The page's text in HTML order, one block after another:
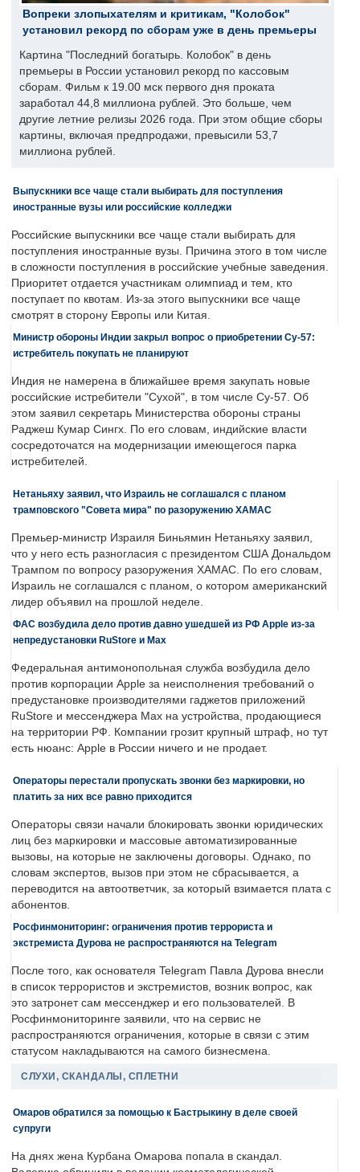
Вопреки злопыхателям и критикам, "Колобок"
установил рекорд по сборам уже в день премьеры
Картина "Последний богатырь. Колобок" в день
премьеры в России установил рекорд по кассовым
сборам. Фильм к 19.00 мск первого дня проката
заработал 44,8 миллиона рублей. Это больше, чем
другие летние релизы 2026 года. При этом общие сборы
картины, включая предпродажи, превысили 53,7
миллиона рублей.
Выпускники все чаще стали выбирать для поступления
иностранные вузы или российские колледжи
Российские выпускники все чаще стали выбирать для
поступления иностранные вузы. Причина этого в том числе
в сложности поступления в российские учебные заведения.
Приоритет отдается участникам олимпиад и тем, кто
поступает по квотам. Из-за этого выпускники все чаще
смотрят в сторону Европы или Китая.
Министр обороны Индии закрыл вопрос о приобретении Су-57:
истребитель покупать не планируют
Индия не намерена в ближайшее время закупать новые
российские истребители "Сухой", в том числе Су-57. Об
этом заявил секретарь Министерства обороны страны
Раджеш Кумар Сингх. По его словам, индийские власти
сосредоточатся на модернизации имеющегося парка
истребителей.
Нетаньяху заявил, что Израиль не соглашался с планом
трамповского "Совета мира" по разоружению ХАМАС
Премьер-министр Израиля Биньямин Нетаньяху заявил,
что у него есть разногласия с президентом США Дональдом
Трампом по вопросу разоружения ХАМАС. По его словам,
Израиль не соглашался с планом, о котором американский
лидер объявил на прошлой неделе.
ФАС возбудила дело против давно ушедшей из РФ Apple из-за
непредустановки RuStore и Max
Федеральная антимонопольная служба возбудила дело
против корпорации Apple за неисполнения требований о
предустановке производителями гаджетов приложений
RuStore и мессенджера Max на устройства, продающиеся
на территории РФ. Компании грозит крупный штраф, но тут
есть нюанс: Apple в России ничего и не продает.
Операторы перестали пропускать звонки без маркировки, но
платить за них все равно приходится
Операторы связи начали блокировать звонки юридических
лиц без маркировки и массовые автоматизированные
вызовы, на которые не заключены договоры. Однако, по
словам экспертов, вызов при этом не сбрасывается, а
переводится на автоответчик, за который взимается плата с
абонентов.
Росфинмониторинг: ограничения против террориста и
экстремиста Дурова не распространяются на Telegram
После того, как основателя Telegram Павла Дурова внесли
в список террористов и экстремистов, возник вопрос, как
это затронет сам мессенджер и его пользователей. В
Росфинмониторинге заявили, что на сервис не
распространяются ограничения, которые в связи с этим
статусом накладываются на самого бизнесмена.
СЛУХИ, СКАНДАЛЫ, СПЛЕТНИ
Омаров обратился за помощью к Бастрыкину в деле своей
супруги
На днях жена Курбана Омарова попала в скандал.